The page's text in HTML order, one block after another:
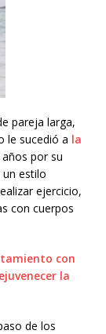
pareja larga,
le sucedió a la
por su
estilo
ejercicio,
con cuerpos
con
la
de los